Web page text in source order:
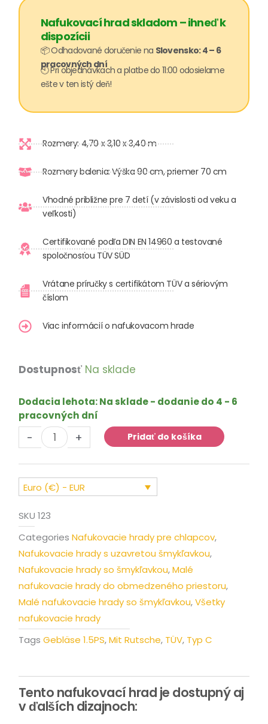
Nafukovací hrad skladom – ihneď k
dispozícii
📦 Odhadované doručenie na Slovensko: 4 – 6
pracovných dní
🕙 Pri objednávkach a platbe do 11:00 odosielame
ešte v ten istý deň!
Rozmery: 4,70 x 3,10 x 3,40 m
Rozmery balenia: Výška 90 cm, priemer 70 cm
Vhodné približne pre 7 detí (v závislosti od veku a
veľkosti)
Certifikované podľa DIN EN 14960 a testované
spoločnosťou TÜV SÜD
Vrátane príručky s certifikátom TÜV a sériovým
číslom
Viac informácií o nafukovacom hrade
Dostupnosť Na sklade
Dodacia lehota:Na sklade - dodanie do 4 - 6
pracovných dní
-
množstvo
hrad
Strelec
gólov
so
šmykľavkou
+ Pridať do košíka
Euro (€) - EUR
SKU 123
Categories Nafukovacie hrady pre chlapcov,
Nafukovacie hrady s uzavretou šmykľavkou,
Nafukovacie hrady so šmykľavkou,Malé
nafukovacie hrady do obmedzeného priestoru,
Malé nafukovacie hrady so šmykľavkou,Všetky
nafukovacie hrady
Tags Gebläse 1.5PS,Mit Rutsche, TÜV, Typ C
Tento nafukovací hrad je dostupný aj
v ďalších dizajnoch: